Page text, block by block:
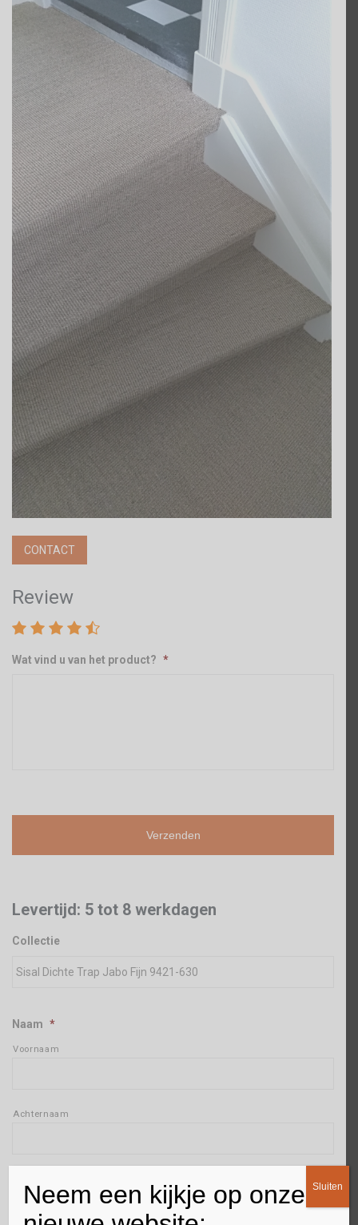
CONTACT
Review
Wat vind u van het product? *
Levertijd: 5 tot 8 werkdagen
Collectie
Naam *
Voornaam
Achternaam
Adres
Neem een kijkje op onze
Sluiten